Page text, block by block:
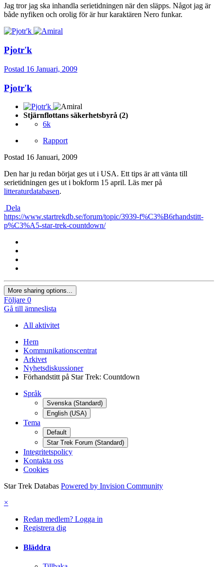
Jag tror jag ska inhandla serietidningen när den släpps. Något jag är
både nyfiken och orolig för är hur karaktären Nero funkar.
Pjotr'k
Postad 16 Januari, 2009
Pjotr'k
Stjärnflottans säkerhetsbyrå (2)
6k
Rapport
Postad 16 Januari, 2009
Den har ju redan börjat ges ut i USA. Ett tips är att vänta till
serietidningen ges ut i bokform 15 april. Läs mer på
litteraturdatabasen.
Dela
https://www.startrekdb.se/forum/topic/3939-f%C3%B6rhandstitt-
p%C3%A5-star-trek-countdown/
More sharing options...
Följare 0
Gå till ämneslista
All aktivitet
Hem
Kommunikationscentrat
Arkivet
Nyhetsdiskussioner
Förhandstitt på Star Trek: Countdown
Språk
Svenska (Standard)
English (USA)
Tema
Default
Star Trek Forum (Standard)
Integritetspolicy
Kontakta oss
Cookies
Star Trek Databas Powered by Invision Community
×
Redan medlem? Logga in
Registrera dig
Bläddra